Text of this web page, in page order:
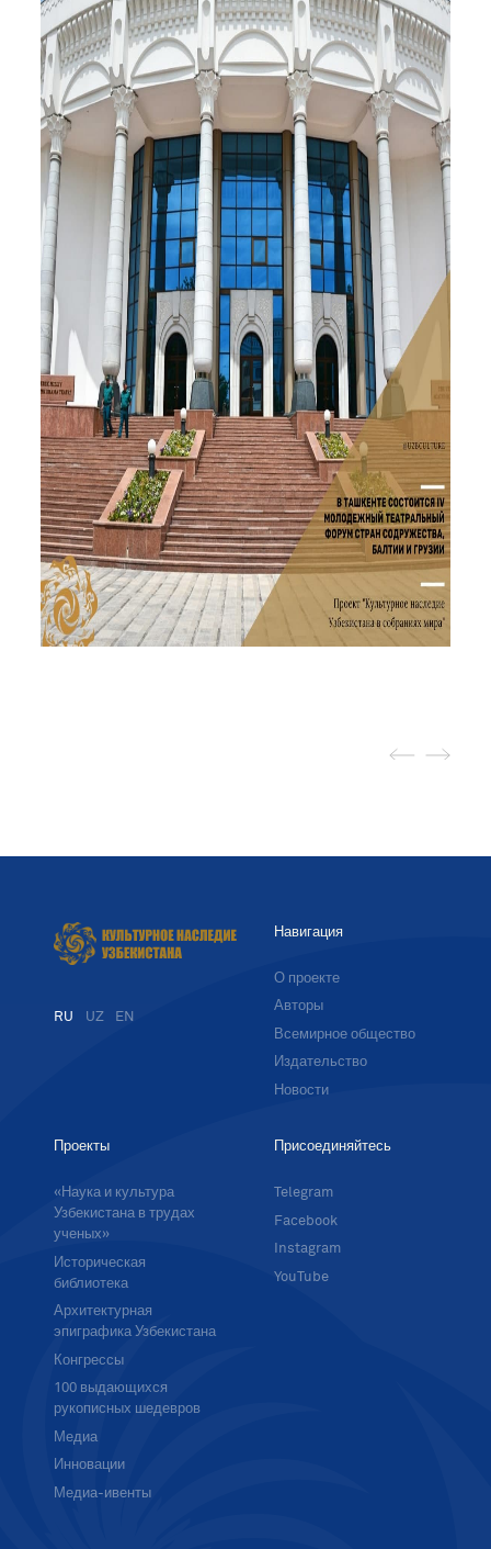
RU UZ EN
Навигация
О проекте
Авторы
Всемирное общество
Издательство
Новости
Проекты
«Наука и культура
Узбекистана в трудах
ученых»
Историческая
библиотека
Архитектурная
эпиграфика Узбекистана
Конгрессы
100 выдающихся
рукописных шедевров
Медиа
Инновации
Медиа-ивенты
Присоединяйтесь
Telegram
Facebook
Instagram
YouTube